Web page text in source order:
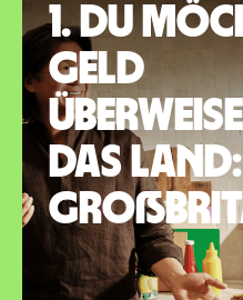
1. Du
Geld
das Land: